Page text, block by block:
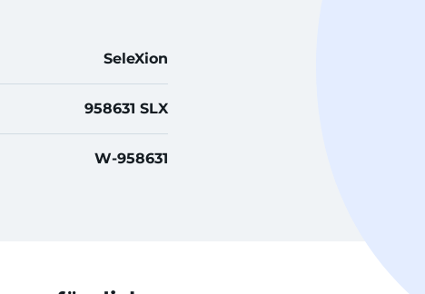
SeleXion
958631 SLX
W-958631